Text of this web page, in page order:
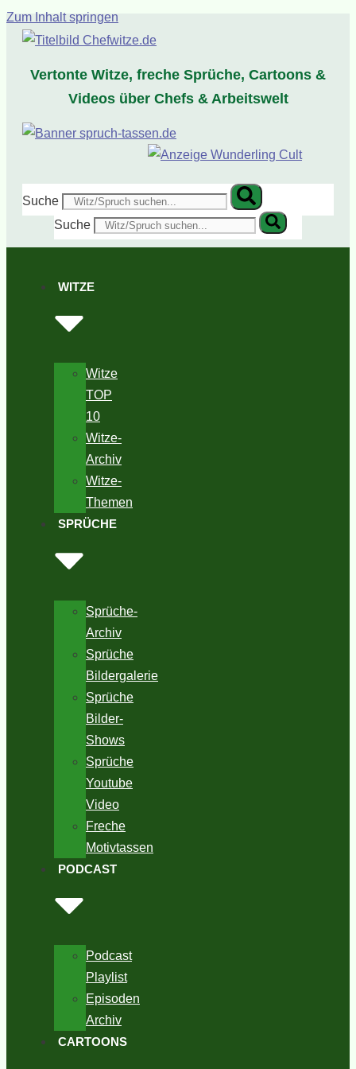
Zum Inhalt springen
Vertonte Witze, freche Sprüche, Cartoons &
Videos über Chefs & Arbeitswelt
Suche
Suche
WITZE
Witze
TOP
10
Witze-
Archiv
Witze-
Themen
SPRÜCHE
Sprüche-
Archiv
Sprüche
Bildergalerie
Sprüche
Bilder-
Shows
Sprüche
Youtube
Video
Freche
Motivtassen
PODCAST
Podcast
Playlist
Episoden
Archiv
CARTOONS